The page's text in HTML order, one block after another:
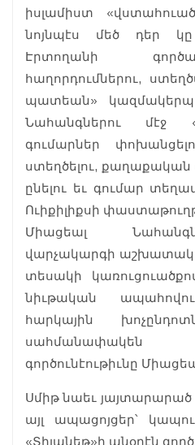
իսլամիստ
նոյնպէս մեծ դեր
Էրտողանի
հաղորդումներու,
պատեան»
Նահանգներու մէջ
գումարներ
ստեղծելու, քաղաքական
ընելու եւ գումար
Ուիքիլիքսի
Միացեալ
վարչակարգի
տեսակի
նիւթական
հարկային
սահմանափակեն
գործունէութիւնը
Սմիթ նաեւ յայտարարած
այլ ապացոյցեր՝
«Տիյանեթ»ի անօրէն